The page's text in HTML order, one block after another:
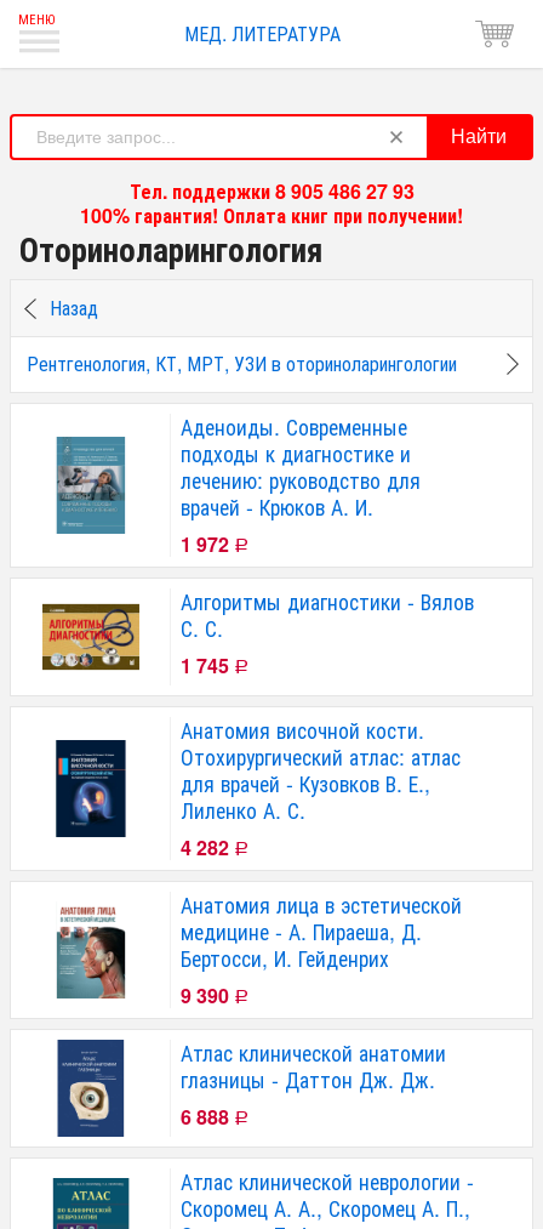
МЕД. ЛИТЕРАТУРА
Найти
Тел. поддержки 8 905 486 27 93
100% гарантия! Оплата книг при получении!
Оториноларингология
Назад
Рентгенология, КТ, МРТ, УЗИ в оториноларингологии
Аденоиды. Современные
подходы к диагностике и
лечению: руководство для
врачей - Крюков А. И.
1 972 Р
Алгоритмы диагностики - Вялов
С. С.
1 745 Р
Анатомия височной кости.
Отохирургический атлас: атлас
для врачей - Кузовков В. Е.,
Лиленко А. С.
4 282 Р
Анатомия лица в эстетической
медицине - А. Пираеша, Д.
Бертосси, И. Гейденрих
9 390 Р
Атлас клинической анатомии
глазницы - Даттон Дж. Дж.
6 888 Р
Атлас клинической неврологии -
Скоромец А. А., Скоромец А. П.,